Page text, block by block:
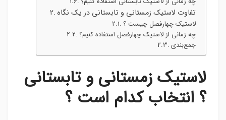
تفاوت لاستیک زمستانی و تابستانی در یک نگاه
لاستیک چهارفصل چیست ؟
چه زمانی از لاستیک چهارفصل استفاده کنیم؟
جمع‌بندی
لاستیک زمستانی و تابستانی
؟ انتخاب کدام است ؟